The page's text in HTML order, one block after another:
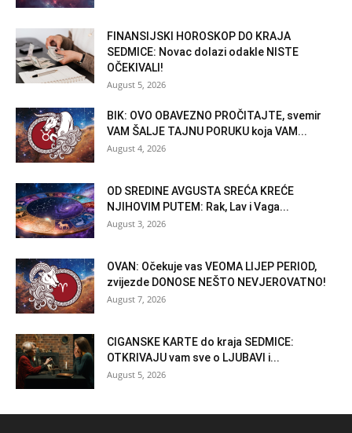
FINANSIJSKI HOROSKOP DO KRAJA
SEDMICE: Novac dolazi odakle NISTE
OČEKIVALI!
August 5, 2026
BIK: OVO OBAVEZNO PROČITAJTE, svemir
VAM ŠALJE TAJNU PORUKU koja VAM...
August 4, 2026
OD SREDINE AVGUSTA SREĆA KREĆE
NJIHOVIM PUTEM: Rak, Lav i Vaga...
August 3, 2026
OVAN: Očekuje vas VEOMA LIJEP PERIOD,
zvijezde DONOSE NEŠTO NEVJEROVATNO!
August 7, 2026
CIGANSKE KARTE do kraja SEDMICE:
OTKRIVAJU vam sve o LJUBAVI i...
August 5, 2026